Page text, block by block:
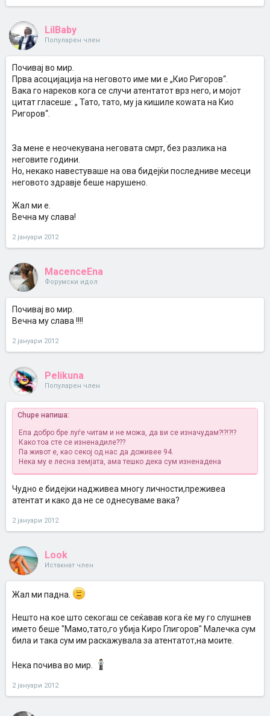
LilBaby
Популарен член
Почивај во мир.
Прва асоцијација на неговото име ми е „Кио Ригоров“.
Вака го нареков кога се случи атентатот врз него, и мојот
цитат гласеше: „ Тато, тато, му ја кишиле коwата на Кио
Ригоров“.
За мене е неочекувана неговата смрт, без разлика на
неговите години.
Но, некако навестуваше на ова бидејќи последниве месеци
неговото здравје беше нарушено.
Жал ми е.
Вечна му слава!
2 јануари 2012
MacenceEna
Форумски идол
Почивај во мир.
Вечна му слава !!!!
2 јануари 2012
Pelikuna
Популарен член
Chupe напиша:
Епа добро бре луѓе читам и не можа, да ви се изначудам?!?!?!?
Како тоа сте се изненадиле???
Па живот е, као секој од нас да доживее 94.
Нека му е лесна земјата, ама тешко дека сум изненадена
Чудно е бидејки надживеа многу личности,преживеа
атентат и како да не се однесуваме вака?
2 јануари 2012
Look
Истакнат член
Жал ми падна.
Нешто на кое што секогаш се сеќавав кога ќе му го слушнев
името беше "Мамо,тато,го убија Киро Глигоров" Малечка сум
била и така сум им раскажувала за атентатот,на моите.
Нека почива во мир.
2 јануари 2012